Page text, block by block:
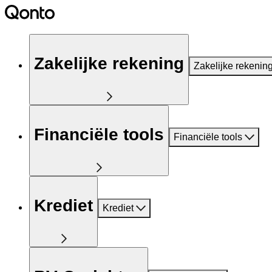
Zakelijke rekening Zakelijke
Financiële tools Financiële tools
Krediet Krediet